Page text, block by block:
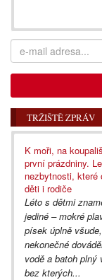
TRŽIŠTĚ ZPRÁV
K moři, na
první prázdniny.
nezbytnosti, které
děti i rodiče
Léto s dětmi
jediné – mokré
písek úplně všude,
nekonečné
vodě a batoh plný
bez kterých...